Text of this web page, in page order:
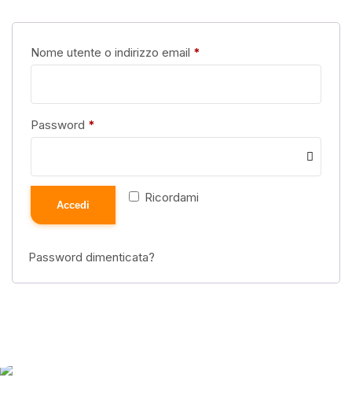
Nome utente o indirizzo email *
Password *
Ricordami
Accedi
Password dimenticata?